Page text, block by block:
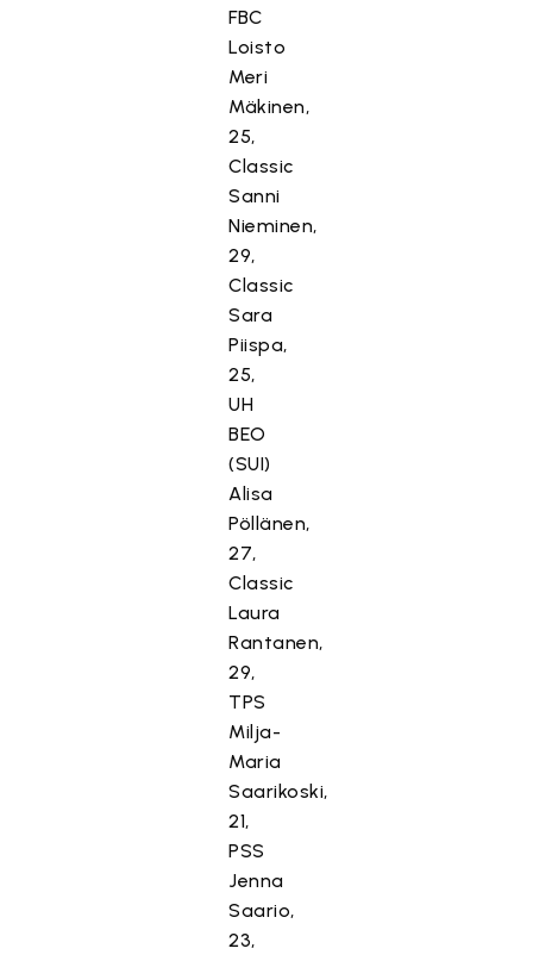
FBC
Loisto
Meri
Mäkinen,
25,
Classic
Sanni
Nieminen,
29,
Classic
Sara
Piispa,
25,
UH
BEO
(SUI)
Alisa
Pöllänen,
27,
Classic
Laura
Rantanen,
29,
TPS
Milja-
Maria
Saarikoski,
21,
PSS
Jenna
Saario,
23,